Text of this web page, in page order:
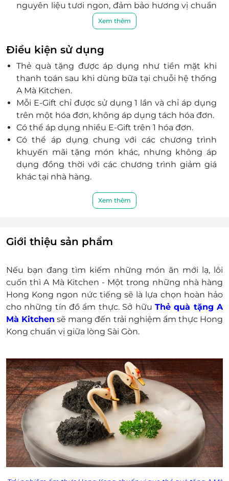
nguyên liệu tươi ngon, đảm bảo hương vị chuẩn
Thực đơn phong phú, màu sắc bắt mắt, hương vị
đậm đà khiến thực khách không thể quên.
A Mà Kitchen là điểm đến lý tưởng cho những ai
yêu thích ẩm thực Hong Kong tại Sài Gòn.
Xem thêm
Điều kiện sử dụng
Thẻ quà tặng được áp dụng như tiền mặt khi
thanh toán sau khi dùng bữa tại chuỗi hệ thống
A Mà Kitchen.
Mỗi E-Gift chỉ được sử dụng 1 lần và chỉ áp dụng
trên một hóa đơn, không áp dụng tách hóa đơn.
Có thể áp dụng nhiều E-Gift trên 1 hóa đơn.
Có thể áp dụng chung với các chương trình
khuyến mãi tặng món khác, nhưng không áp
dụng đồng thời với các chương trình giảm giá
khác tại nhà hàng.
không hoàn trả tiền thừa.
không chịu trách nhiệm hoàn trả các mã thẻ bị
mất hoặc ở trạng thái "Đã sử dụng" với bất kỳ lý
LifeLink sẽ không chịu trách nhiệm đối với chất
lượng sản phẩm hoặc dịch vụ được cung cấp
cũng như đối với các tranh chấp về sau giữa
khách hàng và nhà cung cấp.
LifeLink có quyền sửa chữa hoặc thay đổi điều
khoản và điều kiện sử dụng mà không thông
Xem thêm
Giới thiệu sản phẩm
Nếu bạn đang tìm kiếm những món ăn mới lạ, lôi
cuốn thì A Mà Kitchen - Một trong những nhà hàng
Hong Kong ngon nức tiếng sẽ là lựa chọn hoàn hảo
cho những tín đồ ẩm thực. Sở hữu Thẻ quà tặng A
Mà Kitchen sẽ mang đến trải nghiệm ẩm thực Hong
Kong chuẩn vị giữa lòng Sài Gòn.